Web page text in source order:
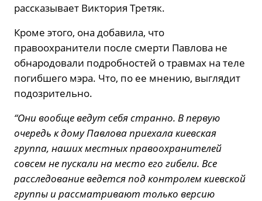
рассказывает Виктория Третяк.
Кроме этого, она добавила, что
правоохранители после смерти Павлова не
обнародовали подробностей о травмах на теле
погибшего мэра. Что, по ее мнению, выглядит
подозрительно.
“Они вообще ведут себя странно. В первую
очередь к дому Павлова приехала киевская
группа, наших местных правоохранителей
совсем не пускали на место его гибели. Все
расследование ведется под контролем киевской
группы и рассматривают только версию